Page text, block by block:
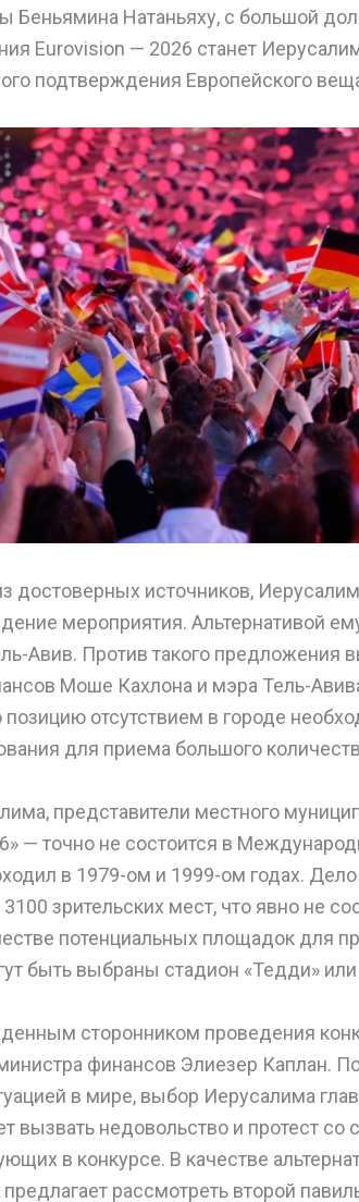
Натаньяху, с большой
Eurovision — 2026 станет
подтверждения Европейского
достоверных источников,
мероприятия. Альтернативой
Авив. Против такого предложения
Моше Кахлона и мэра Тель-
отсутствием в городе
для приема большого
представители местного
— точно не состоится в
в 1979-ом и 1999-ом годах.
зрительских мест, что явно не
потенциальных площадок для
быть выбраны стадион «Тедди»
сторонником проведения
финансов Элиезер Каплан.
в мире, выбор Иерусалима
вызвать недовольство и протест со
в конкурсе. В качестве
рассмотреть второй